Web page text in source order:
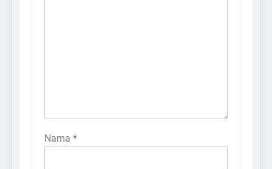
Nama *